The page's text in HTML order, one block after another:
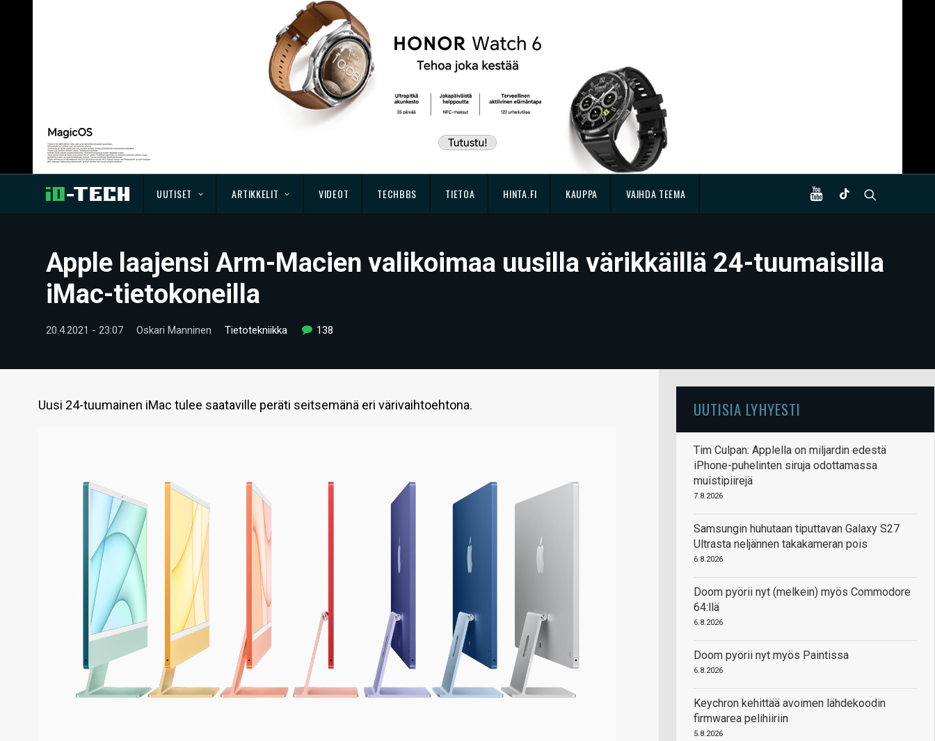
UUTISET ARTIKKELIT VIDEOT TECHBBS TIETOA HINTA.FI KAUPPA VAIHDA TEEMA
Apple laajensi Arm-Macien valikoimaa uusilla värikkäillä 24-tuumaisilla
iMac-tietokoneilla
20.4.2021 - 23:07 Oskari Manninen Tietotekniikka 138
Uusi 24-tuumainen iMac tulee saataville peräti seitsemänä eri värivaihtoehtona. UUTISIA LYHYESTI
Tim Culpan: Applella on miljardin edestä
iPhone-puhelinten siruja odottamassa
muistipiirejä
7.8.2026
Samsungin huhutaan tiputtavan Galaxy S27
Ultrasta neljännen takakameran pois
6.8.2026
Doom pyörii nyt (melkein) myös Commodore
64:llä
6.8.2026
Doom pyörii nyt myös Paintissa
6.8.2026
Keychron kehittää avoimen lähdekoodin
firmwarea pelihiiriin
5.8.2026